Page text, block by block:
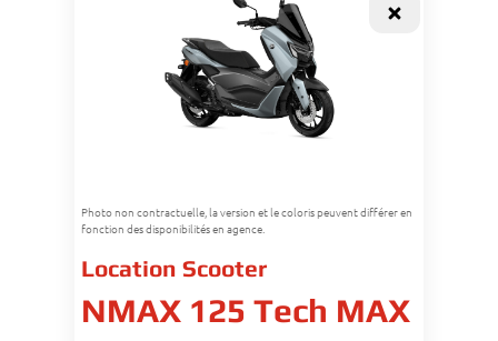
Photo non contractuelle, la version et le coloris peuvent différer en
fonction des disponibilités en agence.
Location Scooter
NMAX 125 Tech MAX